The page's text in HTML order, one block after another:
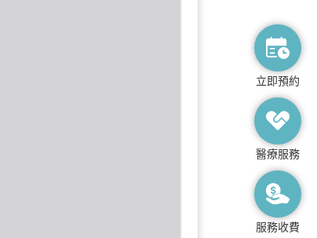
立即預約
醫療服務
服務收費